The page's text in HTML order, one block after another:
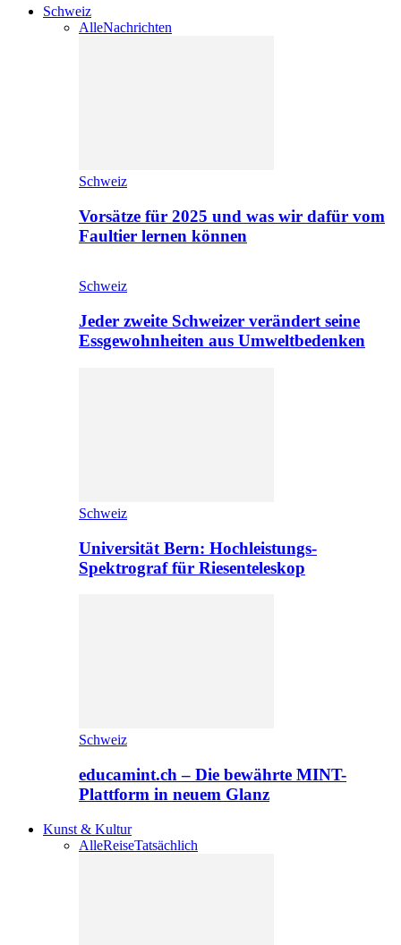
Schweiz
AlleNachrichten
Schweiz
Vorsätze für 2025 und was wir dafür vom
Faultier lernen können
Schweiz
Jeder zweite Schweizer verändert seine
Essgewohnheiten aus Umweltbedenken
Schweiz
Universität Bern: Hochleistungs-
Spektrograf für Riesenteleskop
Schweiz
educamint.ch – Die bewährte MINT-
Plattform in neuem Glanz
Kunst & Kultur
AlleReiseTatsächlich